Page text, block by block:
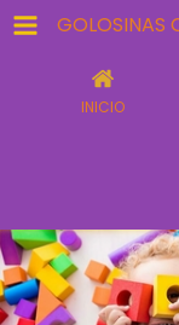
GOLOSINAS
INICIO